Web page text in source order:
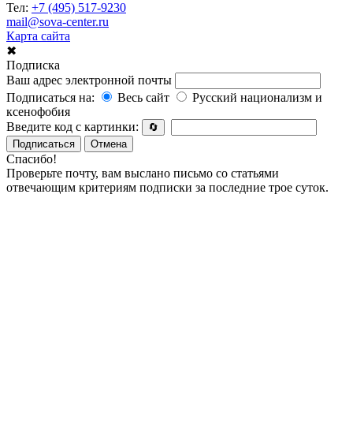
Тел: +7 (495) 517-9230
mail@sova-center.ru
Карта сайта
✖
Подписка
Ваш адрес электронной почты
Подписаться на:
Весь сайт
Русский национализм и
ксенофобия
Введите код с картинки:
🔄
Подписаться
Отмена
Спасибо!
Проверьте почту, вам выслано письмо со статьями
отвечающим критериям подписки за последние трое суток.